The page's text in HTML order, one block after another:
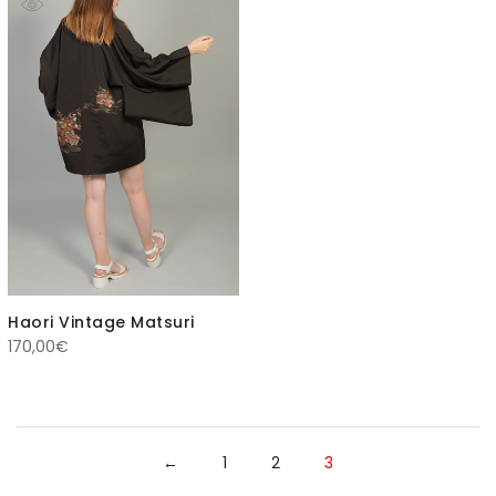
Haori Vintage Matsuri
170,00€
← 1 2 3